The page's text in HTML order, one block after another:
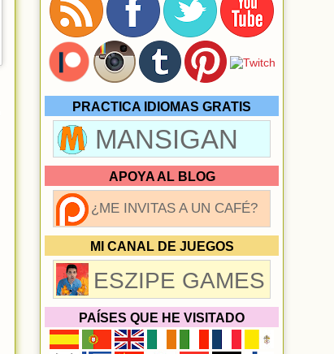
PRACTICA IDIOMAS GRATIS
MANSIGAN
APOYA AL BLOG
¿ME INVITAS A UN CAFÉ?
MI CANAL DE JUEGOS
ESZIPE GAMES
PAÍSES QUE HE VISITADO